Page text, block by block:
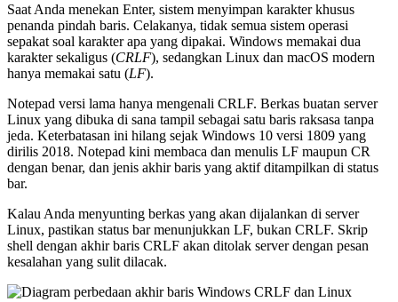
Saat Anda menekan Enter, sistem menyimpan karakter khusus
penanda pindah baris. Celakanya, tidak semua sistem operasi
sepakat soal karakter apa yang dipakai. Windows memakai dua
karakter sekaligus (CRLF), sedangkan Linux dan macOS modern
hanya memakai satu (LF).
Notepad versi lama hanya mengenali CRLF. Berkas buatan server
Linux yang dibuka di sana tampil sebagai satu baris raksasa tanpa
jeda. Keterbatasan ini hilang sejak Windows 10 versi 1809 yang
dirilis 2018. Notepad kini membaca dan menulis LF maupun CR
dengan benar, dan jenis akhir baris yang aktif ditampilkan di status
bar.
Kalau Anda menyunting berkas yang akan dijalankan di server
Linux, pastikan status bar menunjukkan LF, bukan CRLF. Skrip
shell dengan akhir baris CRLF akan ditolak server dengan pesan
kesalahan yang sulit dilacak.